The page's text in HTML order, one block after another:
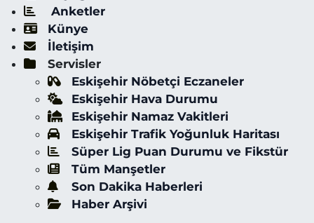
Anketler
Künye
İletişim
Servisler
Eskişehir Nöbetçi Eczaneler
Eskişehir Hava Durumu
Eskişehir Namaz Vakitleri
Eskişehir Trafik Yoğunluk Haritası
Süper Lig Puan Durumu ve Fikstür
Tüm Manşetler
Son Dakika Haberleri
Haber Arşivi